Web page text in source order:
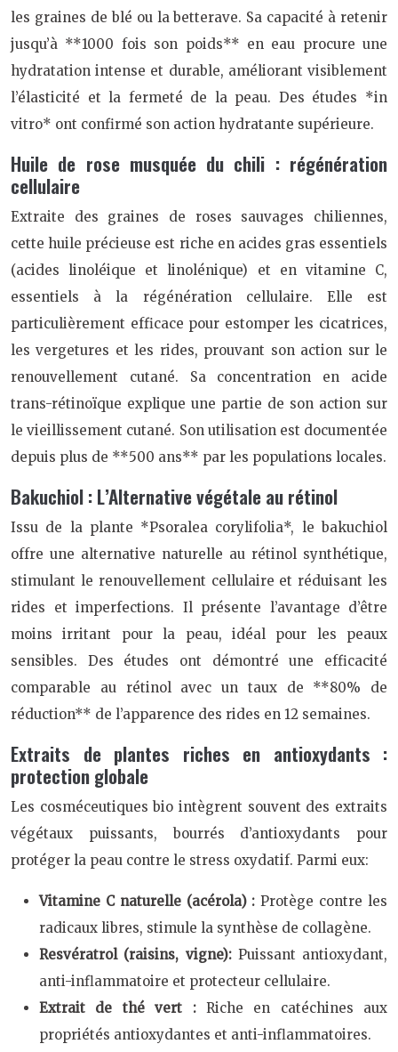
les graines de blé ou la betterave. Sa capacité à retenir
jusqu’à **1000 fois son poids** en eau procure une
hydratation intense et durable, améliorant visiblement
l’élasticité et la fermeté de la peau. Des études *in
vitro* ont confirmé son action hydratante supérieure.
Huile de rose musquée du chili : régénération
cellulaire
Extraite des graines de roses sauvages chiliennes,
cette huile précieuse est riche en acides gras essentiels
(acides linoléique et linolénique) et en vitamine C,
essentiels à la régénération cellulaire. Elle est
particulièrement efficace pour estomper les cicatrices,
les vergetures et les rides, prouvant son action sur le
renouvellement cutané. Sa concentration en acide
trans-rétinoïque explique une partie de son action sur
le vieillissement cutané. Son utilisation est documentée
depuis plus de **500 ans** par les populations locales.
Bakuchiol : L’Alternative végétale au rétinol
Issu de la plante *Psoralea corylifolia*, le bakuchiol
offre une alternative naturelle au rétinol synthétique,
stimulant le renouvellement cellulaire et réduisant les
rides et imperfections. Il présente l’avantage d’être
moins irritant pour la peau, idéal pour les peaux
sensibles. Des études ont démontré une efficacité
comparable au rétinol avec un taux de **80% de
réduction** de l’apparence des rides en 12 semaines.
Extraits de plantes riches en antioxydants :
protection globale
Les cosméceutiques bio intègrent souvent des extraits
végétaux puissants, bourrés d’antioxydants pour
protéger la peau contre le stress oxydatif. Parmi eux:
Vitamine C naturelle (acérola) :Protège contre les
radicaux libres, stimule la synthèse de collagène.
Resvératrol (raisins, vigne): Puissant antioxydant,
anti-inflammatoire et protecteur cellulaire.
Extrait de thé vert : Riche en catéchines aux
propriétés antioxydantes et anti-inflammatoires.